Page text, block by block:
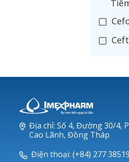
Địa chỉ: Số 4, Đường 30/4,
Cao Lãnh, Đồng Tháp
Điện thoại: (+84) 277